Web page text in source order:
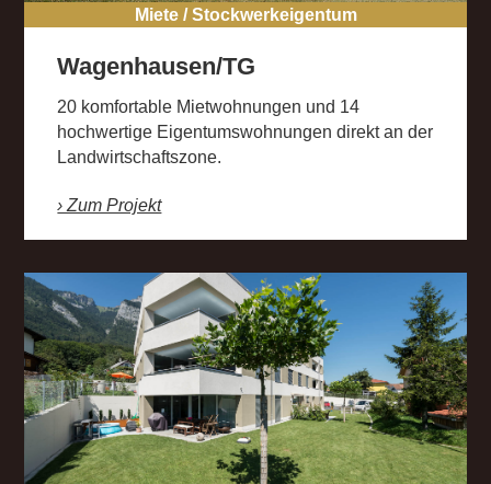
Miete / Stockwerkeigentum
Wagenhausen/TG
20 komfortable Mietwohnungen und 14
hochwertige Eigentumswohnungen direkt an der
Landwirtschaftszone.
› Zum Projekt